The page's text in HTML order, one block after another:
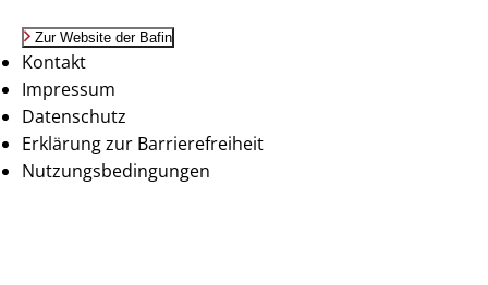
Zur Website der Bafin
Kontakt
Impressum
Datenschutz
Erklärung zur Barrierefreiheit
Nutzungsbedingungen